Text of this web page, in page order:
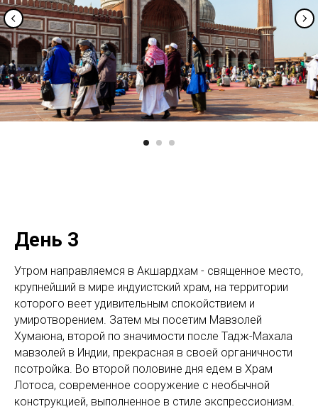
День 3
Утром направляемся в Акшардхам - священное место,
крупнейший в мире индуистский храм, на территории
которого веет удивительным спокойствием и
умиротворением. Затем мы посетим Мавзолей
Хумаюна, второй по значимости после Тадж-Махала
мавзолей в Индии, прекрасная в своей органичности
псотройка. Во второй половине дня едем в Храм
Лотоса, современное сооружение с необычной
конструкцией, выполненное в стиле экспрессионизм.